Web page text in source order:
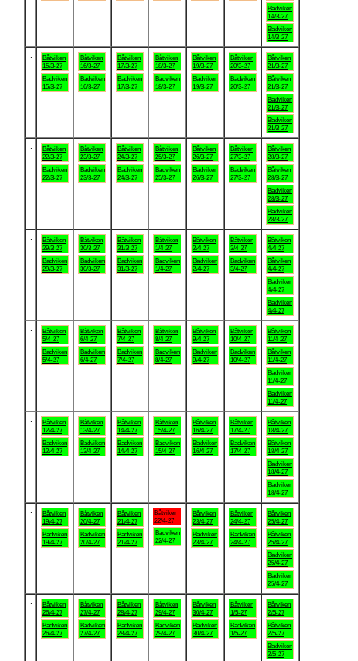
Badviken
14/3-27
Badviken
14/3-27
Båtviken
15/3-27
Badviken
15/3-27
Båtviken
16/3-27
Badviken
16/3-27
Båtviken
17/3-27
Badviken
17/3-27
Båtviken
18/3-27
Badviken
18/3-27
Båtviken
19/3-27
Badviken
19/3-27
Båtviken
20/3-27
Badviken
20/3-27
Båtviken
21/3-27
Båtviken
21/3-27
Badviken
21/3-27
Badviken
21/3-27
Båtviken
22/3-27
Badviken
22/3-27
Båtviken
23/3-27
Badviken
23/3-27
Båtviken
24/3-27
Badviken
24/3-27
Båtviken
25/3-27
Badviken
25/3-27
Båtviken
26/3-27
Badviken
26/3-27
Båtviken
27/3-27
Badviken
27/3-27
Båtviken
28/3-27
Båtviken
28/3-27
Badviken
28/3-27
Badviken
28/3-27
Båtviken
29/3-27
Badviken
29/3-27
Båtviken
30/3-27
Badviken
30/3-27
Båtviken
31/3-27
Badviken
31/3-27
Båtviken
1/4-27
Badviken
1/4-27
Båtviken
2/4-27
Badviken
2/4-27
Båtviken
3/4-27
Badviken
3/4-27
Båtviken
4/4-27
Båtviken
4/4-27
Badviken
4/4-27
Badviken
4/4-27
Båtviken
5/4-27
Badviken
5/4-27
Båtviken
6/4-27
Badviken
6/4-27
Båtviken
7/4-27
Badviken
7/4-27
Båtviken
8/4-27
Badviken
8/4-27
Båtviken
9/4-27
Badviken
9/4-27
Båtviken
10/4-27
Badviken
10/4-27
Båtviken
11/4-27
Båtviken
11/4-27
Badviken
11/4-27
Badviken
11/4-27
Båtviken
12/4-27
Badviken
12/4-27
Båtviken
13/4-27
Badviken
13/4-27
Båtviken
14/4-27
Badviken
14/4-27
Båtviken
15/4-27
Badviken
15/4-27
Båtviken
16/4-27
Badviken
16/4-27
Båtviken
17/4-27
Badviken
17/4-27
Båtviken
18/4-27
Båtviken
18/4-27
Badviken
18/4-27
Badviken
18/4-27
Båtviken
19/4-27
Badviken
19/4-27
Båtviken
20/4-27
Badviken
20/4-27
Båtviken
21/4-27
Badviken
21/4-27
Båtviken
22/4-27
Badviken
22/4-27
Båtviken
23/4-27
Badviken
23/4-27
Båtviken
24/4-27
Badviken
24/4-27
Båtviken
25/4-27
Båtviken
25/4-27
Badviken
25/4-27
Badviken
25/4-27
Båtviken
26/4-27
Badviken
26/4-27
Båtviken
27/4-27
Badviken
27/4-27
Båtviken
28/4-27
Badviken
28/4-27
Båtviken
29/4-27
Badviken
29/4-27
Båtviken
30/4-27
Badviken
30/4-27
Båtviken
1/5-27
Badviken
1/5-27
Båtviken
2/5-27
Båtviken
2/5-27
Badviken
2/5-27